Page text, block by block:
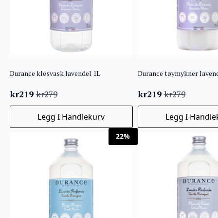
Durance klesvask lavendel 1L
kr279
Opprinnelig
pris
kr279.
kr219
Nåværende
pris
kr219.
Legg I Handlekurv
Durance tøymykner
kr279
Opprinnelig
pris
kr279.
kr219
Nåværende
pris
kr219.
Legg I
22%